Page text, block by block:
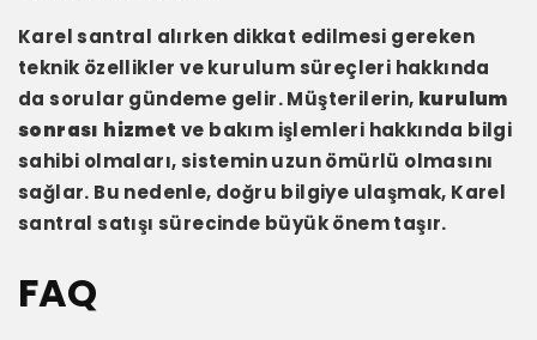
Karel santral alırken dikkat edilmesi gereken
teknik özellikler ve kurulum süreçleri hakkında
da sorular gündeme gelir. Müşterilerin, kurulum
sonrası hizmet ve bakım işlemleri hakkında bilgi
sahibi olmaları, sistemin uzun ömürlü olmasını
sağlar. Bu nedenle, doğru bilgiye ulaşmak, Karel
santral satışı sürecinde büyük önem taşır.
FAQ